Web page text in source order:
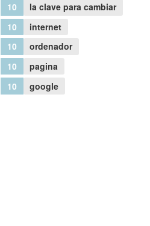
10
la clave para cambiar
10
internet
10
ordenador
10
pagina
10
google